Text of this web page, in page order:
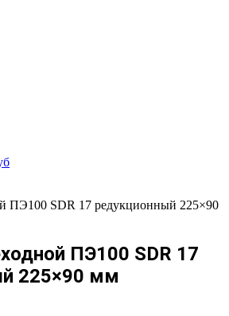
ПЭ100 SDR 17 редукционный 225×90
ПЭ100 SDR 17
225×90 мм